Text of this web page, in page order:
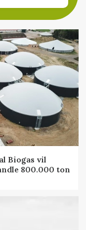
Biogas vil
800.000 ton